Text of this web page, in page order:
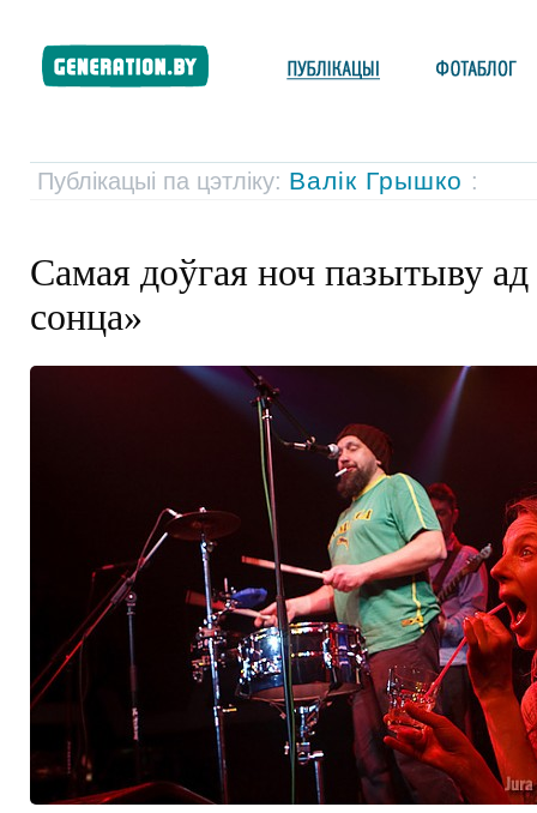
Публікацыі па цэтліку: Валік Грышко :
Самая доўгая ноч пазытыву
сонца»